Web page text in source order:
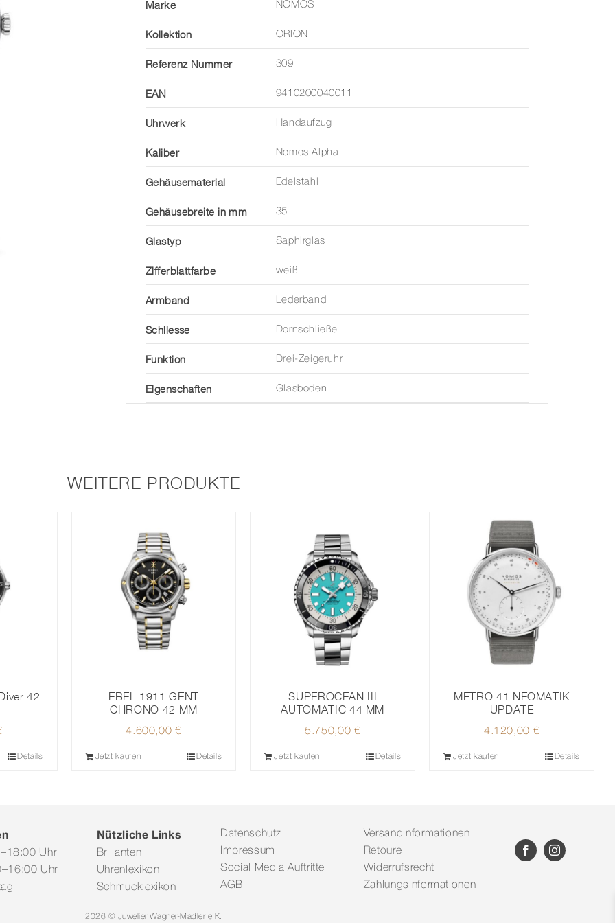
Marke NOMOS
Kollektion ORION
Referenz Nummer 309
EAN 9410200040011
Uhrwerk Handaufzug
Kaliber Nomos Alpha
Gehäusematerial Edelstahl
Gehäusebreite in mm 35
Glastyp Saphirglas
Zifferblattfarbe weiß
Armband Lederband
Schliesse Dornschließe
Funktion Drei-Zeigeruhr
Eigenschaften Glasboden
WEITERE PRODUKTE
42
Details
EBEL 1911 GENT
CHRONO 42 MM
4.600,00€
Jetzt kaufen Details
SUPEROCEAN III
AUTOMATIC 44 MM
5.750,00 €
Jetzt kaufen Details
METRO 41 NEOMATIK
UPDATE
4.120,00 €
Jetzt kaufen Details
Uhr
Uhr
Nützliche Links
Brillanten
Uhrenlexikon
Schmucklexikon
Datenschutz
Impressum
Social Media Auftritte
AGB
Versandinformationen
Retoure
Widerrufsrecht
Zahlungsinformationen
2026 © Juwelier Wagner-Madler e.K.